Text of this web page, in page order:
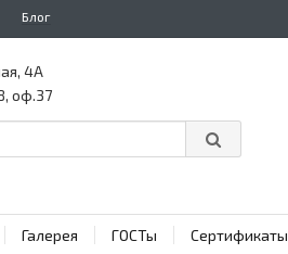
Блог
4А
оф.37
Галерея ГОСТы Сертификаты